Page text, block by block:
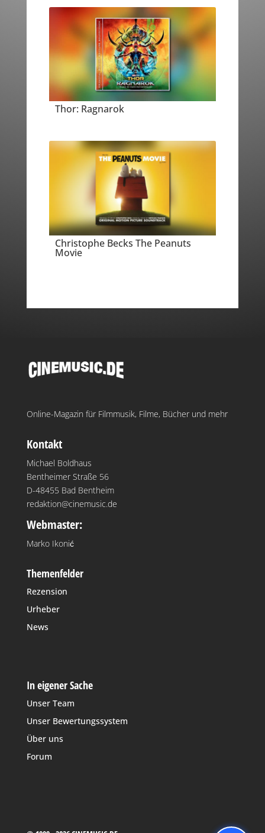
Thor: Ragnarok
Christophe Becks The Peanuts
Movie
Online-Magazin für Filmmusik, Filme, Bücher und mehr
Kontakt
Michael Boldhaus
Bentheimer Straße 56
D-48455 Bad Bentheim
redaktion@cinemusic.de
Webmaster:
Marko Ikonić
Themenfelder
Rezension
Urheber
News
In eigener Sache
Unser Team
Unser Bewertungssystem
Über uns
Forum